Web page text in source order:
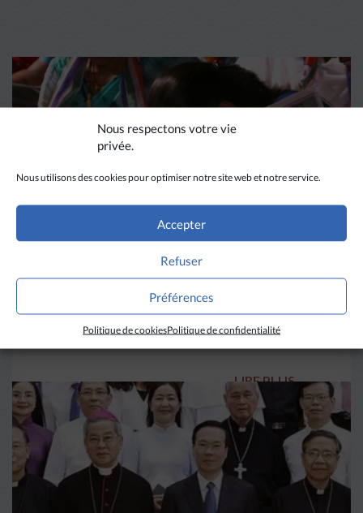
Nous respectons votre vie
privée.
Nous utilisons des cookies pour optimiser notre site web et notre service.
Accepter
Refuser
Préférences
Politique de cookiesPolitique de confidentialité
La revue de presse de la
semaine du 18 mars
LIRE PLUS →